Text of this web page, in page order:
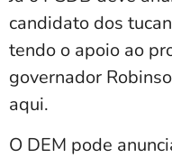
candidato dos
tendo o apoio ao
governador
aqui.
O DEM pode